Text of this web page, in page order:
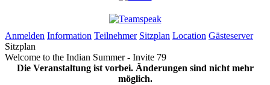
Anmelden Information Teilnehmer Sitzplan Location Gästeserver
Sitzplan
Welcome to the Indian Summer - Invite 79
Die Veranstaltung ist vorbei. Änderungen sind nicht mehr
möglich.